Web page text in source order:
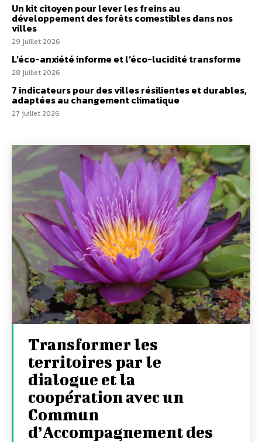
Un kit citoyen pour lever les freins au
développement des forêts comestibles dans nos
villes
29 juillet 2026
L’éco-anxiété informe et l’éco-lucidité transforme
28 juillet 2026
7 indicateurs pour des villes résilientes et durables,
adaptées au changement climatique
27 juillet 2026
Transformer les
territoires par le
dialogue et la
coopération avec un
Commun
d’Accompagnement des